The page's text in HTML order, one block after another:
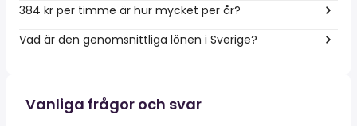
384 kr per timme är hur mycket per år?
Vad är den genomsnittliga lönen i Sverige?
Vanliga frågor och svar